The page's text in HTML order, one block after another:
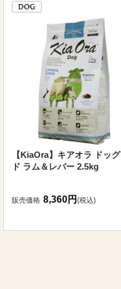
【KiaOra】キアオラ ドッ
ド ラム＆レバー 2.5kg
販売価格 8,360円(税込)